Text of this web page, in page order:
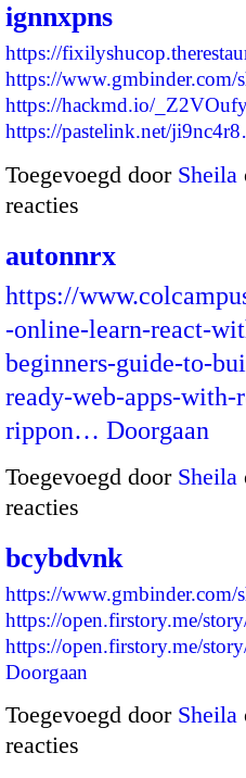
ignnxpns
https://
https://
https://hackmd.io/
https://pastelink.net/
Toegevoegd door Sheila
reacties
autonnrx
https://
-online-learn-react-
beginners-guide-to-
ready-web-apps-
rippon… Doorgaan
Toegevoegd door Sheila
reacties
bcybdvnk
https://
https://open.firstory.me/
https://open.firstory.me/
Doorgaan
Toegevoegd door Sheila
reacties